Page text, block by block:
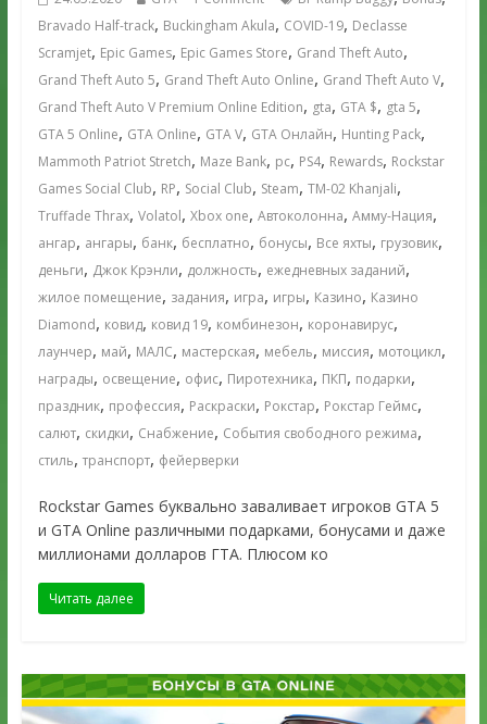
Bravado Half-track, Buckingham Akula, COVID-19, Declasse
Scramjet, Epic Games, Epic Games Store, Grand Theft Auto,
Grand Theft Auto 5, Grand Theft Auto Online, Grand Theft Auto V,
Grand Theft Auto V Premium Online Edition, gta, GTA $, gta 5,
GTA 5 Online, GTA Online, GTA V, GTA Онлайн, Hunting Pack,
Mammoth Patriot Stretch, Maze Bank, pc, PS4, Rewards, Rockstar
Games Social Club, RP, Social Club, Steam, TM-02 Khanjali,
Truffade Thrax, Volatol, Xbox one, Автоколонна, Амму-Нация,
ангар, ангары, банк, бесплатно, бонусы, Все яхты, грузовик,
деньги, Джок Крэнли, должность, ежедневных заданий,
жилое помещение, задания, игра, игры, Казино, Казино
Diamond, ковид, ковид 19, комбинезон, коронавирус,
лаунчер, май, МАЛС, мастерская, мебель, миссия, мотоцикл,
награды, освещение, офис, Пиротехника, ПКП, подарки,
праздник, профессия, Раскраски, Рокстар, Рокстар Геймс,
салют, скидки, Снабжение, События свободного режима,
стиль, транспорт, фейерверки
Rockstar Games буквально заваливает игроков GTA 5
и GTA Online различными подарками, бонусами и даже
миллионами долларов ГТА. Плюсом ко
Читать далее